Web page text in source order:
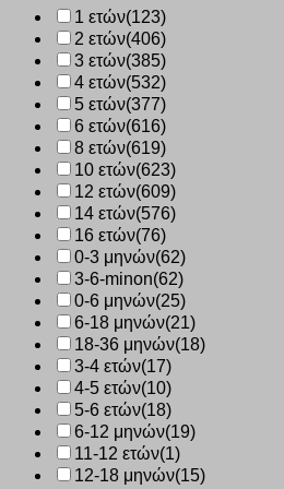
1 ετών(123)
2 ετών(406)
3 ετών(385)
4 ετών(532)
5 ετών(377)
6 ετών(616)
8 ετών(619)
10 ετών(623)
12 ετών(609)
14 ετών(576)
16 ετών(76)
0-3 μηνών(62)
3-6-minon(62)
0-6 μηνών(25)
6-18 μηνών(21)
18-36 μηνών(18)
3-4 ετών(17)
4-5 ετών(10)
5-6 ετών(18)
6-12 μηνών(19)
11-12 ετών(1)
12-18 μηνών(15)